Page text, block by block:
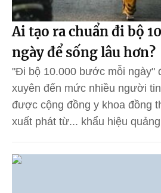
Ai tạo ra chuẩn đi bộ
ngày để sống lâu hơn?
"Đi bộ 10.000 bước mỗi ngày"
xuyên đến mức nhiều người
được cộng đồng y khoa đồng
xuất phát từ... khẩu hiệu